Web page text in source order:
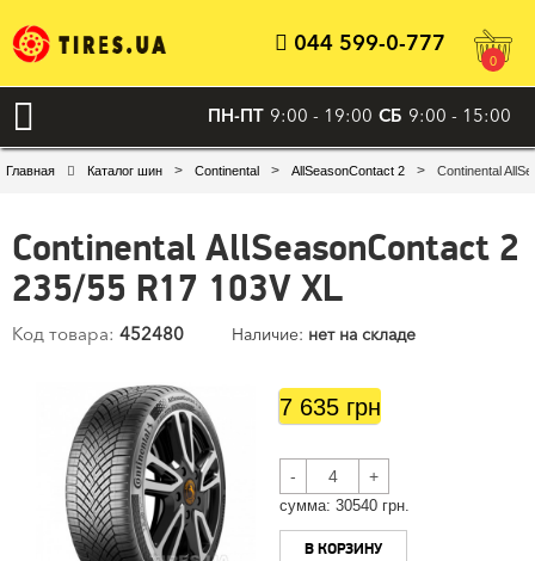
044 599-0-777
0
ПН-ПТ 9:00 - 19:00 СБ 9:00 - 15:00
Главная Каталог шин > Continental > AllSeasonContact 2 > Continental
Continental AllSeasonContact 2
235/55 R17 103V XL
Код товара: 452480 Наличие: нет на складе
7 635 грн
- +
cумма: 30540 грн.
В КОРЗИНУ